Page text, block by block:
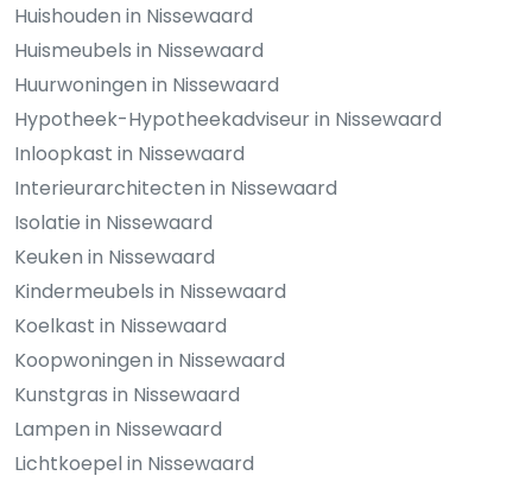
Huishouden in Nissewaard
Huismeubels in Nissewaard
Huurwoningen in Nissewaard
Hypotheek-Hypotheekadviseur in Nissewaard
Inloopkast in Nissewaard
Interieurarchitecten in Nissewaard
Isolatie in Nissewaard
Keuken in Nissewaard
Kindermeubels in Nissewaard
Koelkast in Nissewaard
Koopwoningen in Nissewaard
Kunstgras in Nissewaard
Lampen in Nissewaard
Lichtkoepel in Nissewaard